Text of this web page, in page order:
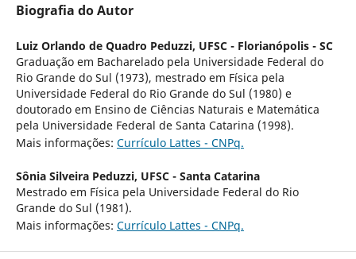
Biografia do Autor
Luiz Orlando de Quadro Peduzzi, UFSC - Florianópolis - SC
Graduação em Bacharelado pela Universidade Federal do
Rio Grande do Sul (1973), mestrado em Física pela
Universidade Federal do Rio Grande do Sul (1980) e
doutorado em Ensino de Ciências Naturais e Matemática
pela Universidade Federal de Santa Catarina (1998).
Mais informações: Currículo Lattes - CNPq.
Sônia Silveira Peduzzi, UFSC - Santa Catarina
Mestrado em Física pela Universidade Federal do Rio
Grande do Sul (1981).
Mais informações: Currículo Lattes - CNPq.